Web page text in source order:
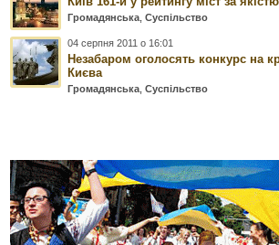
Громадянська ,Суспільство
04 серпня 2011 о 16:01
Незабаром оголосять конкурс на
Києва
Громадянська ,Суспільство